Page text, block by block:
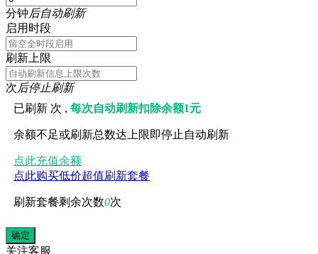
分钟后自动刷新
启用时段
刷新上限
次后停止刷新
已刷新 次 ,每次自动刷新扣除余额1元
余额不足或刷新总数达上限即停止自动刷新
点此充值余额
点此购买低价超值刷新套餐
刷新套餐剩余次数0次
关注客服